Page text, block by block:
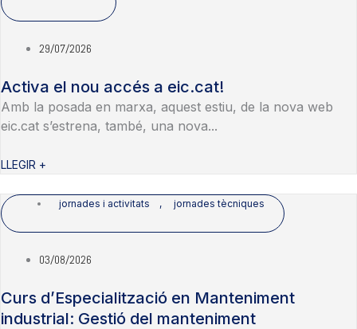
29/07/2026
Activa el nou accés a eic.cat!
Amb la posada en marxa, aquest estiu, de la nova web
eic.cat s’estrena, també, una nova...
LLEGIR +
jornades i activitats , jornades tècniques
03/08/2026
Curs d’Especialització en Manteniment
industrial: Gestió del manteniment